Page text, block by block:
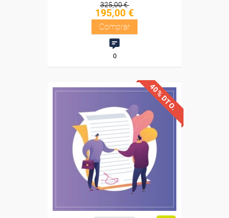
325,00 €
195,00 €
Comprar
0
40% DTO.
Descuentos especiales
Sin requisitos de acceso
Diploma
Compra segura